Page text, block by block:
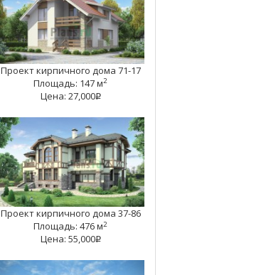
Проект кирпичного дома 71-17
Площадь: 147 м2
Цена: 27,000q
Проект кирпичного дома 37-86
Площадь: 476 м2
Цена: 55,000q